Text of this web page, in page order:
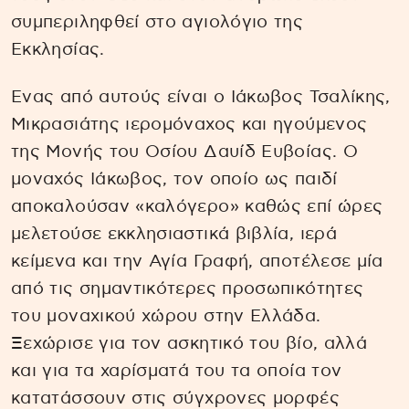
συμπεριληφθεί στο αγιολόγιο της
Εκκλησίας.
Ενας από αυτούς είναι ο Ιάκωβος Τσαλίκης,
Μικρασιάτης ιερομόναχος και ηγούμενος
της Μονής του Οσίου Δαυίδ Ευβοίας. Ο
μοναχός Ιάκωβος, τον οποίο ως παιδί
αποκαλούσαν «καλόγερο» καθώς επί ώρες
μελετούσε εκκλησιαστικά βιβλία, ιερά
κείμενα και την Αγία Γραφή, αποτέλεσε μία
από τις σημαντικότερες προσωπικότητες
του μοναχικού χώρου στην Ελλάδα.
Ξεχώρισε για τον ασκητικό του βίο, αλλά
και για τα χαρίσματά του τα οποία τον
κατατάσσουν στις σύγχρονες μορφές